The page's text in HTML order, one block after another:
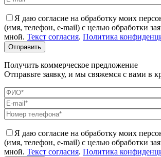
Я даю согласие на обработку моих
(имя, телефон, e-mail) с целью обработки
мной. Текст согласия. Политика
Получить коммерческое предложение
Отправьте заявку, и мы свяжемся с вами в
Я даю согласие на обработку моих
(имя, телефон, e-mail) с целью обработки
мной. Текст согласия. Политика